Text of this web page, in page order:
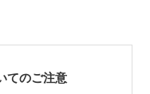
てのご注意